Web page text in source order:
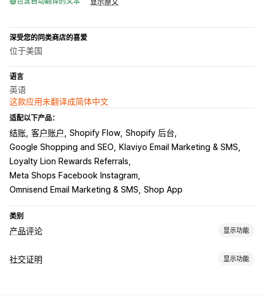
显示原文
深受您的同类商店的喜爱
位于美国
语言
英语
这款应用未翻译成简体中文
适配以下产品：
结账 客户账户 Shopify Flow Shopify 后台
Google Shopping and SEO
Klaviyo Email Marketing & SMS
Loyalty Lion Rewards Referrals
Meta Shops Facebook Instagram
Omnisend Email Marketing & SMS Shop App
类别
产品评论 显示功能
展示选项
社交证明 显示功能